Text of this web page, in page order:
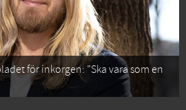
för inkorgen: ”Ska vara som en